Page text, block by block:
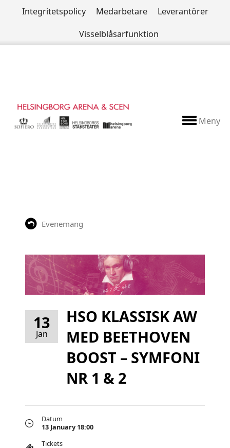
Integritetspolicy Medarbetare
Leverantörer
Visselblåsarfunktion
Meny
Evenemang
13
Jan
HSO KLASSISK AW
MED BEETHOVEN
BOOST – SYMFONI
NR 1 & 2
Datum
13 January 18:00
Tickets